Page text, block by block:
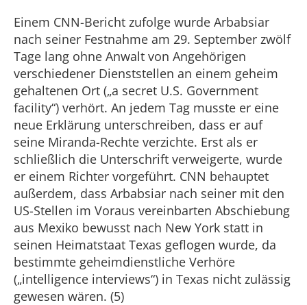
Einem CNN-Bericht zufolge wurde Arbabsiar
nach seiner Festnahme am 29. September zwölf
Tage lang ohne Anwalt von Angehörigen
verschiedener Dienststellen an einem geheim
gehaltenen Ort („a secret U.S. Government
facility“) verhört. An jedem Tag musste er eine
neue Erklärung unterschreiben, dass er auf
seine Miranda-Rechte verzichte. Erst als er
schließlich die Unterschrift verweigerte, wurde
er einem Richter vorgeführt. CNN behauptet
außerdem, dass Arbabsiar nach seiner mit den
US-Stellen im Voraus vereinbarten Abschiebung
aus Mexiko bewusst nach New York statt in
seinen Heimatstaat Texas geflogen wurde, da
bestimmte geheimdienstliche Verhöre
(„intelligence interviews“) in Texas nicht zulässig
gewesen wären. (5)